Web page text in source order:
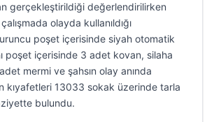
gerçekleştirildiği değerlendirilirken
olayda kullanıldığı
poşet içerisinde siyah otomatik
poşet içerisinde 3 adet kovan, silaha
mermi ve şahsın olay anında
kıyafetleri 13033 sokak üzerinde tarla
bulundu.